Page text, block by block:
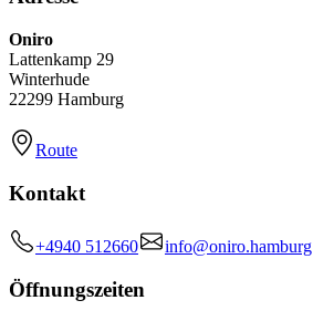
Oniro
Lattenkamp 29
Winterhude
22299 Hamburg
Route
Kontakt
+4940 512660 info@oniro.hamburg
Öffnungszeiten